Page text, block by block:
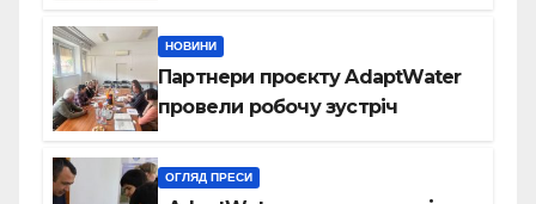
НОВИНИ
Партнери проєкту AdaptWater
провели робочу зустріч
ОГЛЯД ПРЕСИ